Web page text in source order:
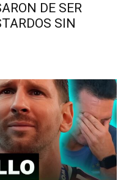
DE SER
SIN